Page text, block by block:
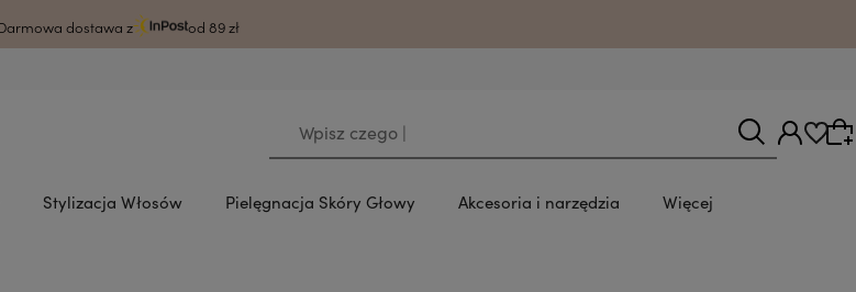
na awarię systemu czas wysyłki może ulec wydłużeniu.
dostawa z od 89 zł
Stylizacja Włosów Pielęgnacja Skóry Głowy Akcesoria i narzędzia Więcej